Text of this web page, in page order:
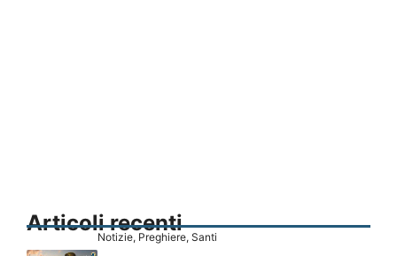
Articoli recenti
Notizie, Preghiere, Santi